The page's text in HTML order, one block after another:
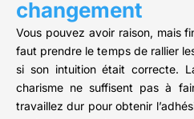
changement
Vous pouvez avoir raison, mais
faut prendre le temps de rallier
si son intuition était correcte.
charisme ne suffisent pas à
travaillez dur pour obtenir